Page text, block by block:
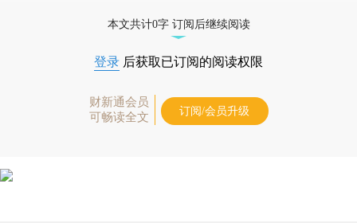
本文共计0字 订阅后继续阅读
登录 后获取已订阅的阅读权限
财新通会员
可畅读全文
订阅/会员升级